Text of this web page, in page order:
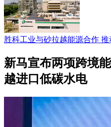
胜科工业与砂拉越能源合作
新马宣布两项跨境
越进口低碳水电